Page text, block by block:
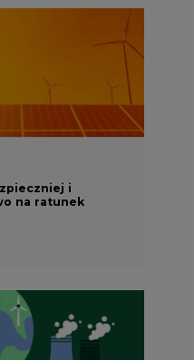
i
na ratunek